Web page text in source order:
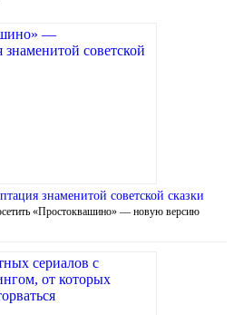
знаменитой советской сказки
«Простоквашино» — новую версию